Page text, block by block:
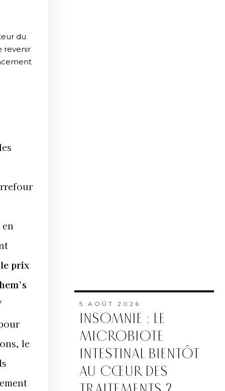
du
revenir
le prix
le
5 AOÛT 2026
INSOMNIE : LE
MICROBIOTE
INTESTINAL BIENTÔT
AU CŒUR DES